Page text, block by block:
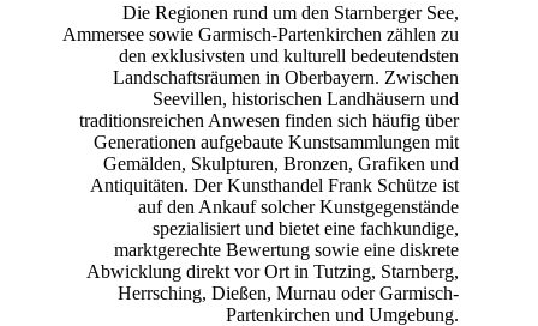
Die Regionen rund um den Starnberger See,
Ammersee sowie Garmisch-Partenkirchen zählen zu
den exklusivsten und kulturell bedeutendsten
Landschaftsräumen in Oberbayern. Zwischen
Seevillen, historischen Landhäusern und
traditionsreichen Anwesen finden sich häufig über
Generationen aufgebaute Kunstsammlungen mit
Gemälden, Skulpturen, Bronzen, Grafiken und
Antiquitäten. Der Kunsthandel Frank Schütze ist
auf den Ankauf solcher Kunstgegenstände
spezialisiert und bietet eine fachkundige,
marktgerechte Bewertung sowie eine diskrete
Abwicklung direkt vor Ort in Tutzing, Starnberg,
Herrsching, Dießen, Murnau oder Garmisch-
Partenkirchen und Umgebung.